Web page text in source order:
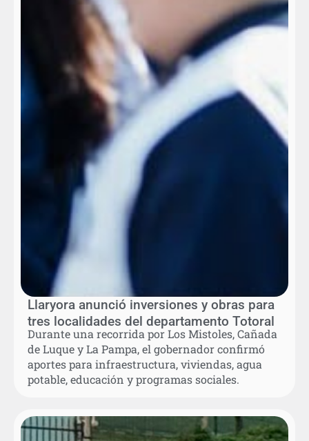
Llaryora anunció inversiones y obras para
tres localidades del departamento Totoral
Durante una recorrida por Los Mistoles, Cañada
de Luque y La Pampa, el gobernador confirmó
aportes para infraestructura, viviendas, agua
potable, educación y programas sociales.